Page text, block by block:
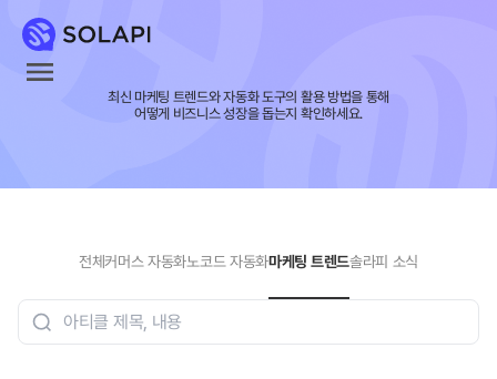
최신 마케팅 트렌드와 자동화 도구의 활용 방법을 통해
어떻게 비즈니스 성장을 돕는지 확인하세요.
전체커머스 자동화노코드 자동화마케팅 트렌드솔라피 소식